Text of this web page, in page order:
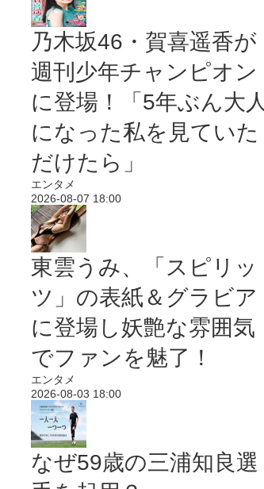
乃木坂46・賀喜遥香が
週刊少年チャンピオン
に登場！「5年ぶん大人
になった私を見ていた
だけたら」
エンタメ
2026-08-07 18:00
東雲うみ、「スピリッ
ツ」の表紙＆グラビア
に登場し妖艶な雰囲気
でファンを魅了！
エンタメ
2026-08-03 18:00
なぜ59歳の三浦知良選